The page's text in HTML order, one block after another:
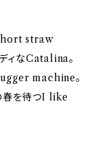
straw
ィなCatalina。
machine。
春を待つI like